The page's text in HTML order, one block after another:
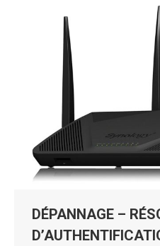
DÉPANNAGE –